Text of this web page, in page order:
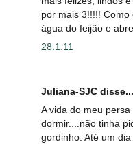
por mais 3!!!!!
água do feijão e
28.1.11
Juliana-SJC disse...
A vida do meu
dormir....não tinha
gordinho. Até um